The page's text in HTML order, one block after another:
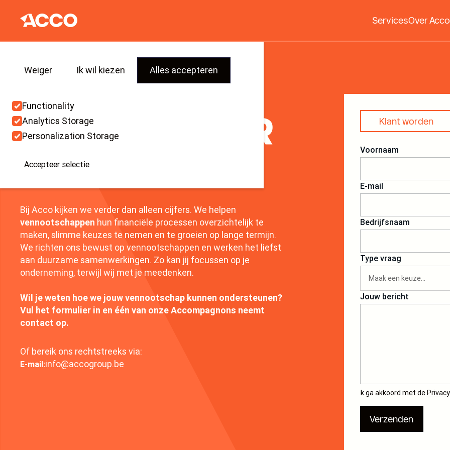
We gebruiken cookies om je de best mogelijke ervaring te
bieden. Lees onze
Weiger Ik wil kiezen Alles accepteren
Functionality
Analytics Storage
Personalization Storage
Accepteer selectie
ServicesOver Acco
Contact
CONTACTEER
ONS TEAM
Bij Acco kijken we verder dan alleen cijfers. We helpen
vennootschappen hun financiële processen overzichtelijk te
maken, slimme keuzes te nemen en te groeien op lange termijn.
We richten ons bewust op vennootschappen en werken het liefst
aan duurzame samenwerkingen. Zo kan jij focussen op je
onderneming, terwijl wij met je meedenken.
Wil je weten hoe we jouw vennootschap kunnen ondersteunen?
Vul het formulier in en één van onze Accompagnons neemt
contact op.
Of bereik ons rechtstreeks via:
E-mail:info@accogroup.be
Klant worden
Voornaam
E-mail
Bedrijfsnaam
Type vraag
Jouw bericht
Ik ga akkoord met de